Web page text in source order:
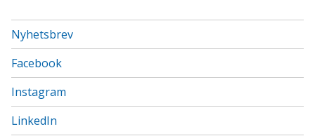
Nyhetsbrev
Facebook
Instagram
LinkedIn